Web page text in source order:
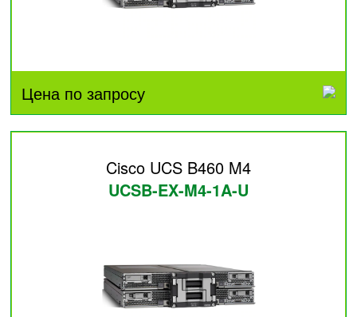
Цена по запросу
Cisco UCS B460 M4
UCSB-EX-M4-1A-U